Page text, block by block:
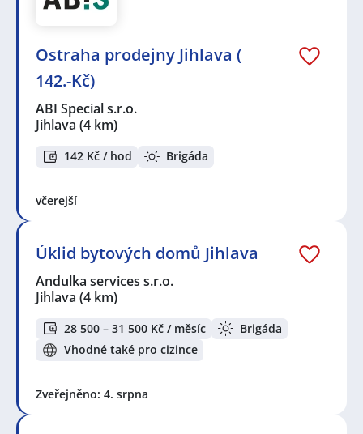
Seznam zobrazených firem s inzercí dle nastavené
Andulka services s.r.o.,Randstad HR Solutions s.r.o.
Albert Česká republika, s.r.o.
Seznam lokalit v zobrazených inzerátech:
Celá ČR,Jihlava, centrum
Pelhřimov , Třebíč
Ostraha prodejny Jihlava (
142.-Kč)
ABI Special s.r.o.
Jihlava (4 km)
142 Kč / hod Brigáda
včerejší
Úklid bytových domů Jihlava
Andulka services s.r.o.
Jihlava (4 km)
28 500 – 31 500 Kč / měsíc
Brigáda
Vhodné také pro cizince
Zveřejněno: 4. srpna